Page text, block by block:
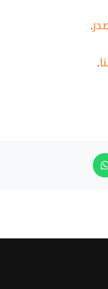
.
.